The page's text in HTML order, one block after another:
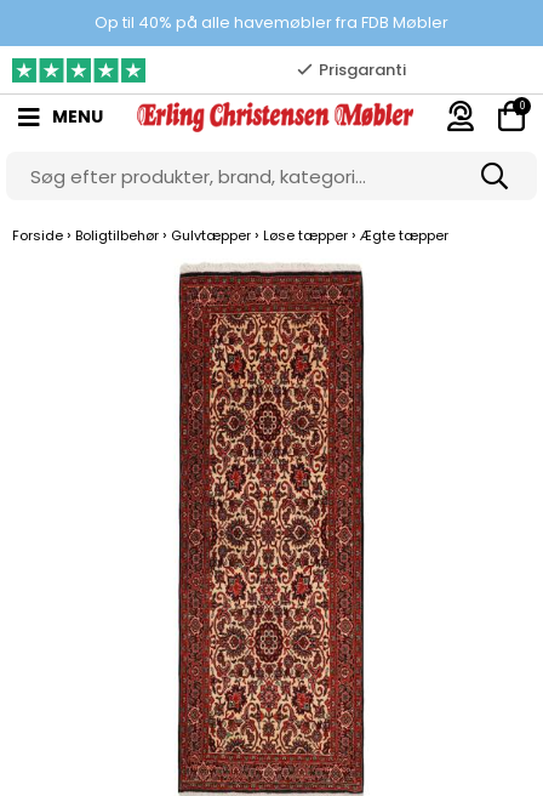
Op til 40% på alle havemøbler fra FDB Møbler
100% danskejet webshop
Prisgaranti
10.000 m2 showroom
Gratis & gode parkeringsforhold
MENU 0
Forside › Boligtilbehør › Gulvtæpper › Løse tæpper › Ægte tæpper